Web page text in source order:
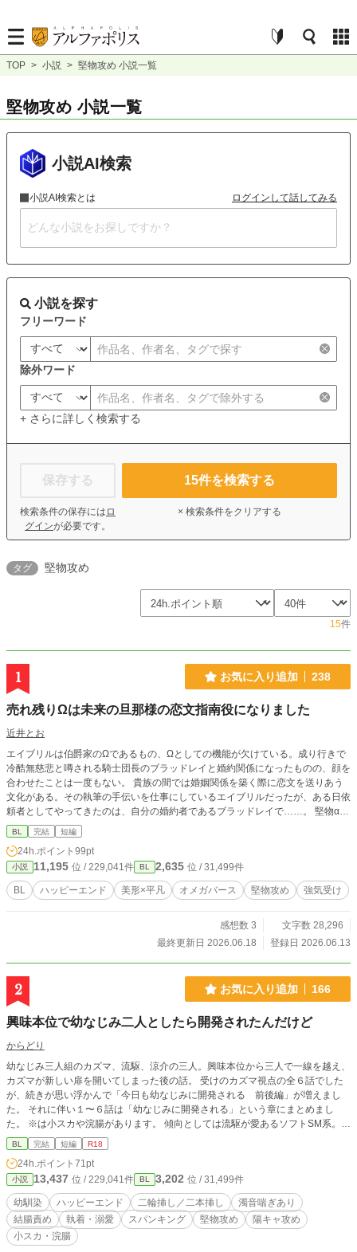
TOP > 小説 > 堅物攻め 小説一覧
堅物攻め 小説一覧
小説AI検索
小説AI検索とは ログインして話してみる
小説を探す
フリーワード
除外ワード
+ さらに詳しく検索する
保存する
検索条件の保存には ロ
グインが必要です。
15件を検索する
× 検索条件をクリアする
タグ 堅物攻め
15件
1 お気に入り追加 238
売れ残りΩは未来の旦那様の恋文指南役になりました
近井とお
エイブリルは伯爵家のΩであるもの、Ωとしての機能が欠けている。成り行きで
冷酷無慈悲と噂される騎士団長のブラッドレイと婚約関係になったものの、顔を
合わせたことは一度もない。 貴族の間では婚姻関係を築く際に恋文を送りあう
文化がある。その執筆の手伝いを仕事にしているエイブリルだったが、ある日依
頼者としてやってきたのは、自分の婚約者であるブラッドレイで……。 堅物α騎
士団長×強気Ω恋文手伝い ＊ 短編です。書き終わっているので、約一週間毎日１
９時に投稿します。
BL 完結 短編
24h.ポイント 99pt
小説 11,195 位 / 229,041件 BL 2,635 位 / 31,499件
BL ハッピーエンド 美形×平凡 オメガバース 堅物攻め 強気受け
感想数 3
文字数 28,296
最終更新日 2026.06.18
登録日 2026.06.13
2 お気に入り追加 166
興味本位で幼なじみ二人としたら開発されたんだけど
からどり
幼なじみ三人組のカズマ、流駆、涼介の三人。興味本位から三人で一線を越え、
カズマが新しい扉を開いてしまった後の話。 受けのカズマ視点の全６話でした
が、続きが思い浮かんで「今日も幼なじみに開発される 前後編」が増えまし
た。 それに伴い１〜６話は「幼なじみに開発される」という章にまとめまし
た。 ※は小スカや浣腸があります。 傾向としては流駆が愛あるソフトSM系。涼
介が羞恥溺愛系。 相手の名前が書いてない話は両方とです。
BL 完結 短編 R18
24h.ポイント 71pt
小説 13,437 位 / 229,041件 BL 3,202 位 / 31,499件
幼馴染 ハッピーエンド 二輪挿し／二本挿し
濁音喘ぎあり
結腸責め
執着・溺愛 スパンキング 堅物攻め
陽キャ攻め
小スカ・浣腸